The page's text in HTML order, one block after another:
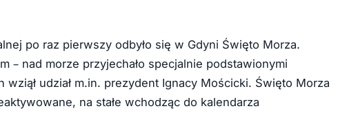
po raz pierwszy odbyło się w Gdyni Święto Morza.
– nad morze przyjechało specjalnie podstawionymi
udział m.in. prezydent Ignacy Mościcki. Święto Morza
na stałe wchodząc do kalendarza